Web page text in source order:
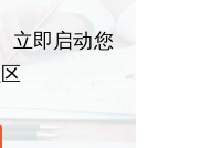
立即启动您